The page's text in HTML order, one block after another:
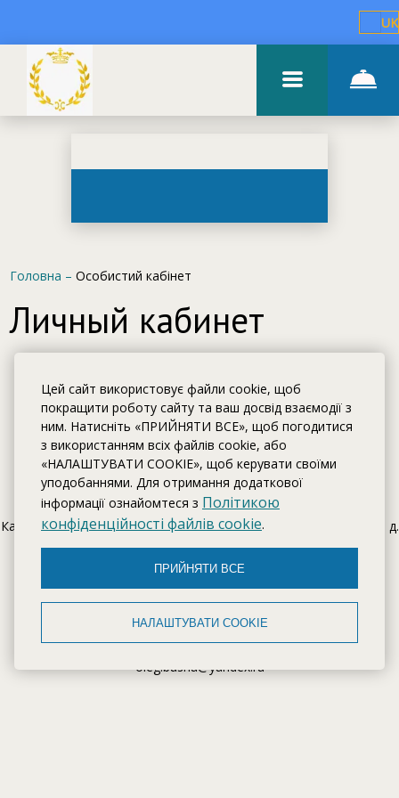
Цей сайт використовує файли cookie, щоб
покращити роботу сайту та ваш досвід взаємодії з
ним. Натисніть «ПРИЙНЯТИ ВСЕ», щоб погодитися
з використанням всіх файлів cookie, або
«НАЛАШТУВАТИ COOKIE», щоб керувати своїми
уподобаннями. Для отримання додаткової
інформації ознайомтеся з Політикою
конфіденційності файлів cookie.
ПРИЙНЯТИ ВСЕ
НАЛАШТУВАТИ COOKIE
UK
Головна –Особистий кабінет
Личный кабинет
КОНТАКТИ
Адреса:
Калининградская область, м. Калининград, ул. Тенистая аллея, д.
Телефон:
Email:
oleg.busha@yandex.ru